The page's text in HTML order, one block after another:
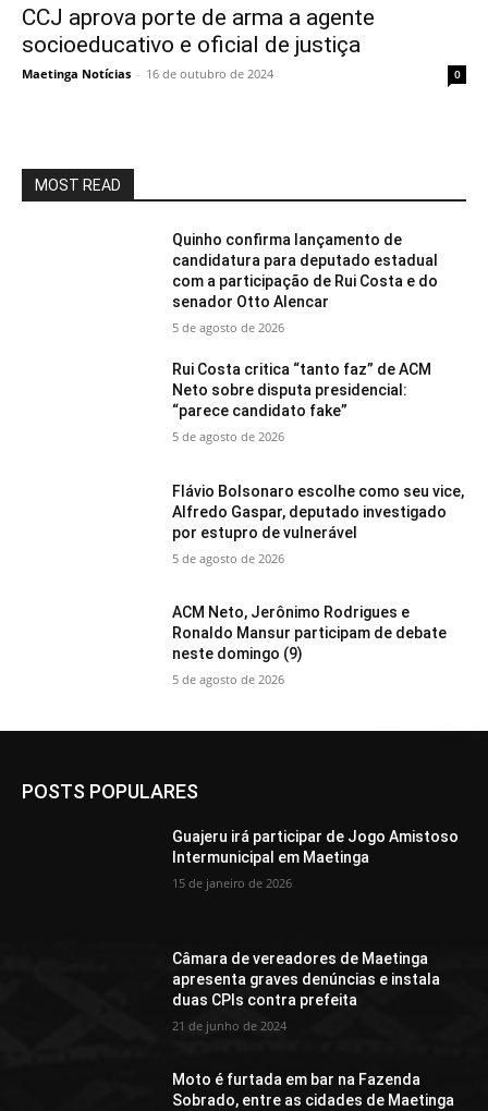
CCJ aprova porte de arma a agente
socioeducativo e oficial de justiça
Maetinga Notícias - 16 de outubro de 2024 0
MOST READ
Quinho confirma lançamento de
candidatura para deputado estadual
com a participação de Rui Costa e do
senador Otto Alencar
5 de agosto de 2026
Rui Costa critica “tanto faz” de ACM
Neto sobre disputa presidencial:
“parece candidato fake”
5 de agosto de 2026
Flávio Bolsonaro escolhe como seu vice,
Alfredo Gaspar, deputado investigado
por estupro de vulnerável
5 de agosto de 2026
ACM Neto, Jerônimo Rodrigues e
Ronaldo Mansur participam de debate
neste domingo (9)
5 de agosto de 2026
POSTS POPULARES
Guajeru irá participar de Jogo Amistoso
Intermunicipal em Maetinga
15 de janeiro de 2026
Câmara de vereadores de Maetinga
apresenta graves denúncias e instala
duas CPIs contra prefeita
21 de junho de 2024
Moto é furtada em bar na Fazenda
Sobrado, entre as cidades de Maetinga